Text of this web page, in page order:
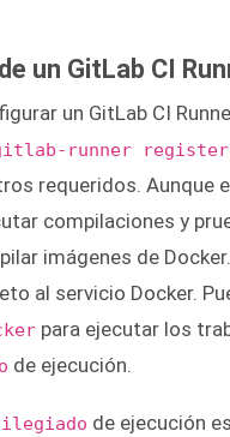
un GitLab CI
un GitLab CI
runner register
requeridos. Aunque
compilaciones y
imágenes de
al servicio Docker.
para ejecutar los
de ejecución.
de ejecución